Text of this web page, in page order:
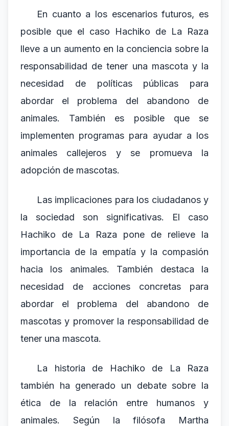
En cuanto a los escenarios futuros, es
posible que el caso Hachiko de La Raza
lleve a un aumento en la conciencia sobre la
responsabilidad de tener una mascota y la
necesidad de políticas públicas para
abordar el problema del abandono de
animales. También es posible que se
implementen programas para ayudar a los
animales callejeros y se promueva la
adopción de mascotas.
Las implicaciones para los ciudadanos y
la sociedad son significativas. El caso
Hachiko de La Raza pone de relieve la
importancia de la empatía y la compasión
hacia los animales. También destaca la
necesidad de acciones concretas para
abordar el problema del abandono de
mascotas y promover la responsabilidad de
tener una mascota.
La historia de Hachiko de La Raza
también ha generado un debate sobre la
ética de la relación entre humanos y
animales. Según la filósofa Martha